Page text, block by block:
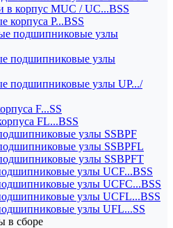
корпус MUC / UC...BSS
корпуса P...BSS
подшипниковые узлы
подшипниковые узлы
подшипниковые узлы UP.../
F...SS
FL...BSS
узлы SSBPF
узлы SSBPFL
узлы SSBPFT
узлы UCF...BSS
узлы UCFC...BSS
узлы UCFL...BSS
узлы UFL...SS
в сборе